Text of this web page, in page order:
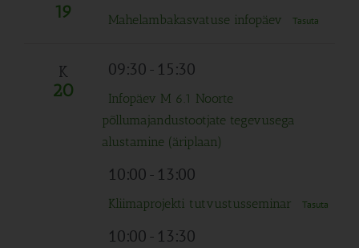
19 Mahelambakasvatuse infopäev Tasuta
K
20
09:30- 15:30
Infopäev M 6.1 Noorte
põllumajandustootjate tegevusega
alustamine (äriplaan)
10:00- 13:00
Kliimaprojekti tutvustusseminar Tasuta
10:00- 13:30